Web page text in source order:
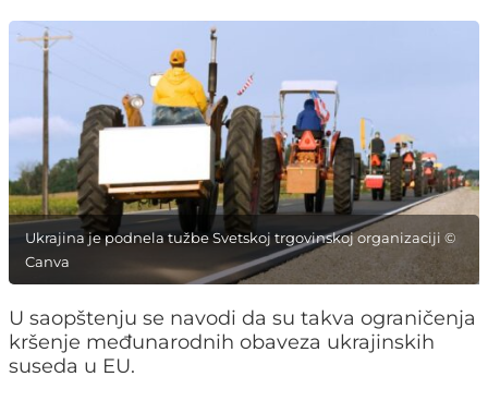
Ukrajina je podnela tužbe Svetskoj trgovinskoj organizaciji ©
Canva
U saopštenju se navodi da su takva ograničenja
kršenje međunarodnih obaveza ukrajinskih
suseda u EU.